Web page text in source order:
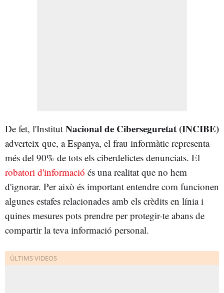
De fet, l'Institut Nacional de Ciberseguretat (INCIBE)
adverteix que, a Espanya, el frau informàtic representa
més del 90% de tots els ciberdelictes denunciats. El
robatori d'informació és una realitat que no hem
d'ignorar. Per això és important entendre com funcionen
algunes estafes relacionades amb els crèdits en línia i
quines mesures pots prendre per protegir-te abans de
compartir la teva informació personal.